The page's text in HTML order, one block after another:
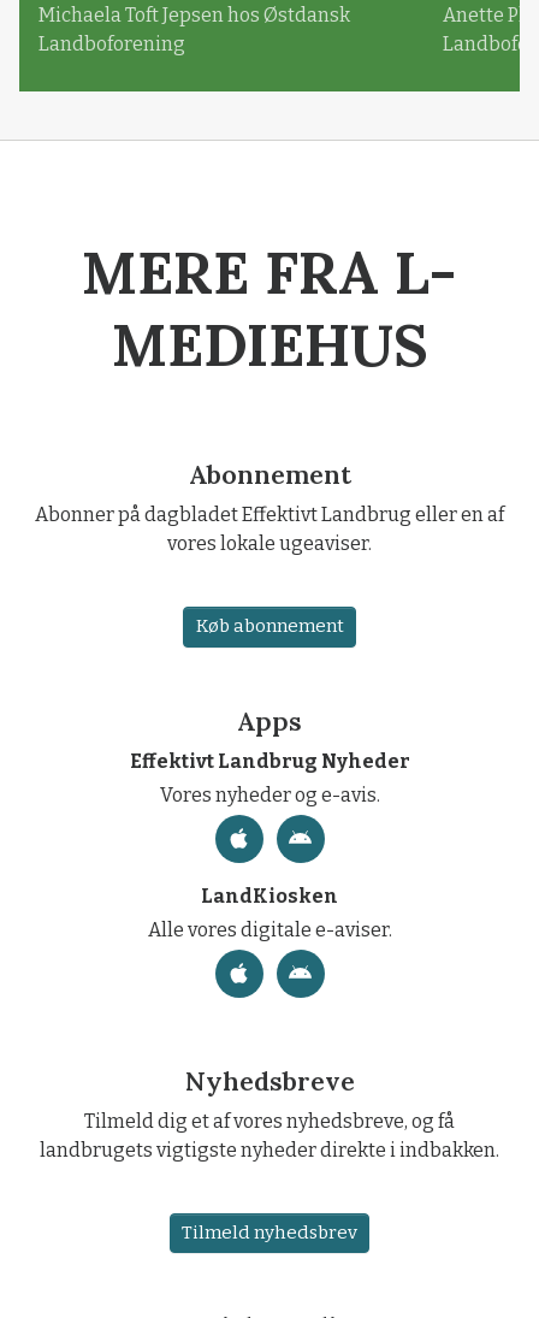
Michaela Toft Jepsen hos Østdansk
Landboforening
Anette
MERE FRA L-
MEDIEHUS
Abonnement
Abonner på dagbladet Effektivt Landbrug eller en af
vores lokale ugeaviser.
Køb abonnement
Apps
Effektivt Landbrug Nyheder
Vores nyheder og e-avis.
LandKiosken
Alle vores digitale e-aviser.
Nyhedsbreve
Tilmeld dig et af vores nyhedsbreve, og få
landbrugets vigtigste nyheder direkte i indbakken.
Tilmeld nyhedsbrev